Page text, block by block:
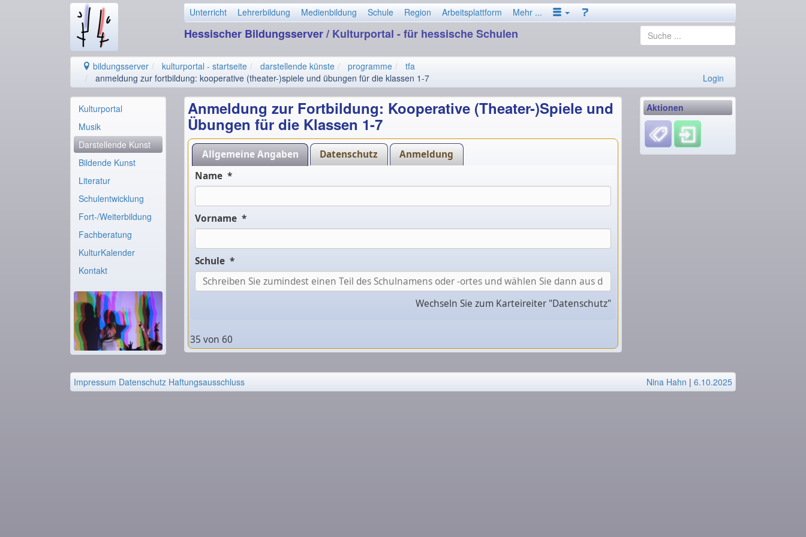
Unterricht Lehrerbildung Medienbildung Schule Region Arbeitsplattform Mehr ...
Hessischer Bildungsserver/ Kulturportal - für hessische Schulen
bildungsserver kulturportal - startseite darstellende künste programme
tfa
anmeldung zur fortbildung: kooperative (theater-)spiele und übungen für die klassen 1-7
Login
Kulturportal
Musik
Darstellende Kunst
Bildende Kunst
Literatur
Schulentwicklung
Fort-/Weiterbildung
Fachberatung
KulturKalender
Kontakt
Anmeldung zur Fortbildung: Kooperative (Theater-)Spiele und
Übungen für die Klassen 1-7
Allgemeine Angaben Datenschutz
Anmeldung
Name *
Vorname *
Schule *
Wechseln Sie zum Karteireiter "Datenschutz"
35 von 60
Aktionen
Impressum Datenschutz Haftungsausschluss Nina Hahn | 6.10.2025